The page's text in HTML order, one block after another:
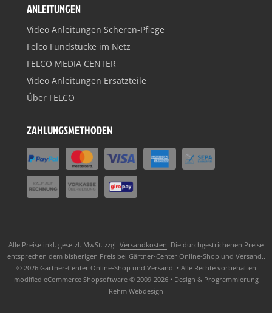
ANLEITUNGEN
Video Anleitungen Scheren-Pflege
Felco Fundstücke im Netz
FELCO MEDIA CENTER
Video Anleitungen Ersatzteile
Über FELCO
ZAHLUNGSMETHODEN
Alle Preise inkl. gesetzl. MwSt. zzgl. Versandkosten. Die durchgestrichenen Preise
entsprechen dem bisherigen Preis bei Gärtner-Center Online-Shop und Versand..
© 2026 Gärtner-Center Online-Shop und Versand. • Alle Rechte vorbehalten
modified eCommerce Shopsoftware © 2009-2026 • Design & Programmierung
Rehm Webdesign